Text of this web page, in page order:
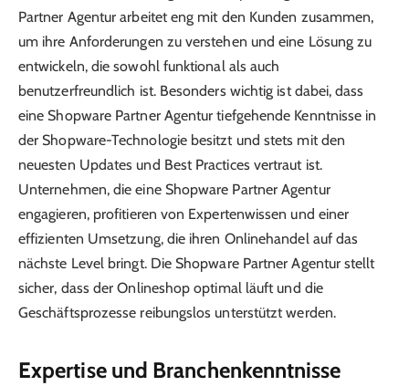
Partner Agentur arbeitet eng mit den Kunden zusammen,
um ihre Anforderungen zu verstehen und eine Lösung zu
entwickeln, die sowohl funktional als auch
benutzerfreundlich ist. Besonders wichtig ist dabei, dass
eine Shopware Partner Agentur tiefgehende Kenntnisse in
der Shopware-Technologie besitzt und stets mit den
neuesten Updates und Best Practices vertraut ist.
Unternehmen, die eine Shopware Partner Agentur
engagieren, profitieren von Expertenwissen und einer
effizienten Umsetzung, die ihren Onlinehandel auf das
nächste Level bringt. Die Shopware Partner Agentur stellt
sicher, dass der Onlineshop optimal läuft und die
Geschäftsprozesse reibungslos unterstützt werden.
Expertise und Branchenkenntnisse